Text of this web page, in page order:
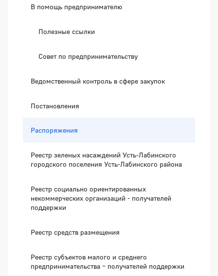
В помощь предпринимателю
Полезные ссылки
Совет по предпринимательству
Ведомственный контроль в сфере закупок
Постановления
Распоряжения
Реестр зеленых насаждений Усть-Лабинского
городского поселения Усть-Лабинского района
Реестр социально ориентированных
некоммерческих организаций - получателей
поддержки
Реестр средств размещения
Реестр субъектов малого и среднего
предпринимательства – получателей поддержки